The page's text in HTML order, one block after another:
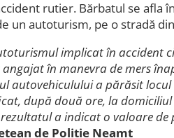
rutier. Bărbatul se afla
un autoturism, pe o stradă
implicat în accident
în manevra de mers
autovehiculului a părăsit
după două ore, la
a indicat o valoare de
de Poliție Neamț